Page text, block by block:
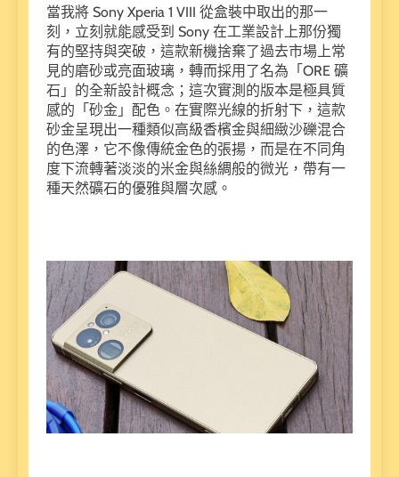
當我將 Sony Xperia 1 VIII 從盒裝中取出的那一
刻，立刻就能感受到 Sony 在工業設計上那份獨
有的堅持與突破，這款新機捨棄了過去市場上常
見的磨砂或亮面玻璃，轉而採用了名為「ORE 礦
石」的全新設計概念；這次實測的版本是極具質
感的「砂金」配色。在實際光線的折射下，這款
砂金呈現出一種類似高級香檳金與細緻沙礫混合
的色澤，它不像傳統金色的張揚，而是在不同角
度下流轉著淡淡的米金與絲綢般的微光，帶有一
種天然礦石的優雅與層次感。